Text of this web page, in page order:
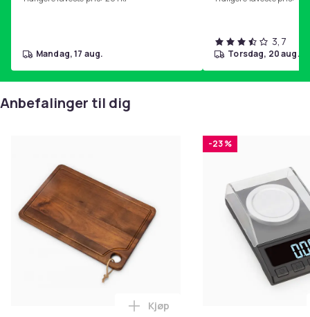
mandag, 17 aug.
3,7
torsdag, 20 aug.
Anbefalinger til dig
Legg Orrefors Jernverk
Kjøp
-23 %